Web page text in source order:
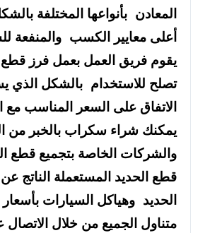
المعادن بأنواعها المختلفة
أعلى معايير الكسب والمنفعة
يقوم فريق العمل بعمل فرز قطع
تصلح للاستخدام بالشكل الذي
الاتفاق على السعر المناسب مع
يمكنك شراء سكراب بالخبر من
والشركات الخاصة بتجميع قطع
قطع الحديد المستعملة الناتج
الحديد وهياكل السيارات
متناول الجميع من خلال الاتصال